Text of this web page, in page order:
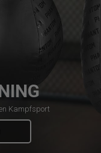
Kampfsport